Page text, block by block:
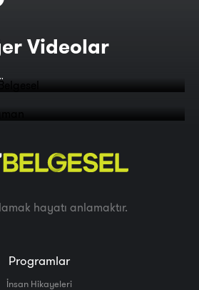
Videolar
hayatı anlamaktır.
Programlar
İnsan Hikayeleri